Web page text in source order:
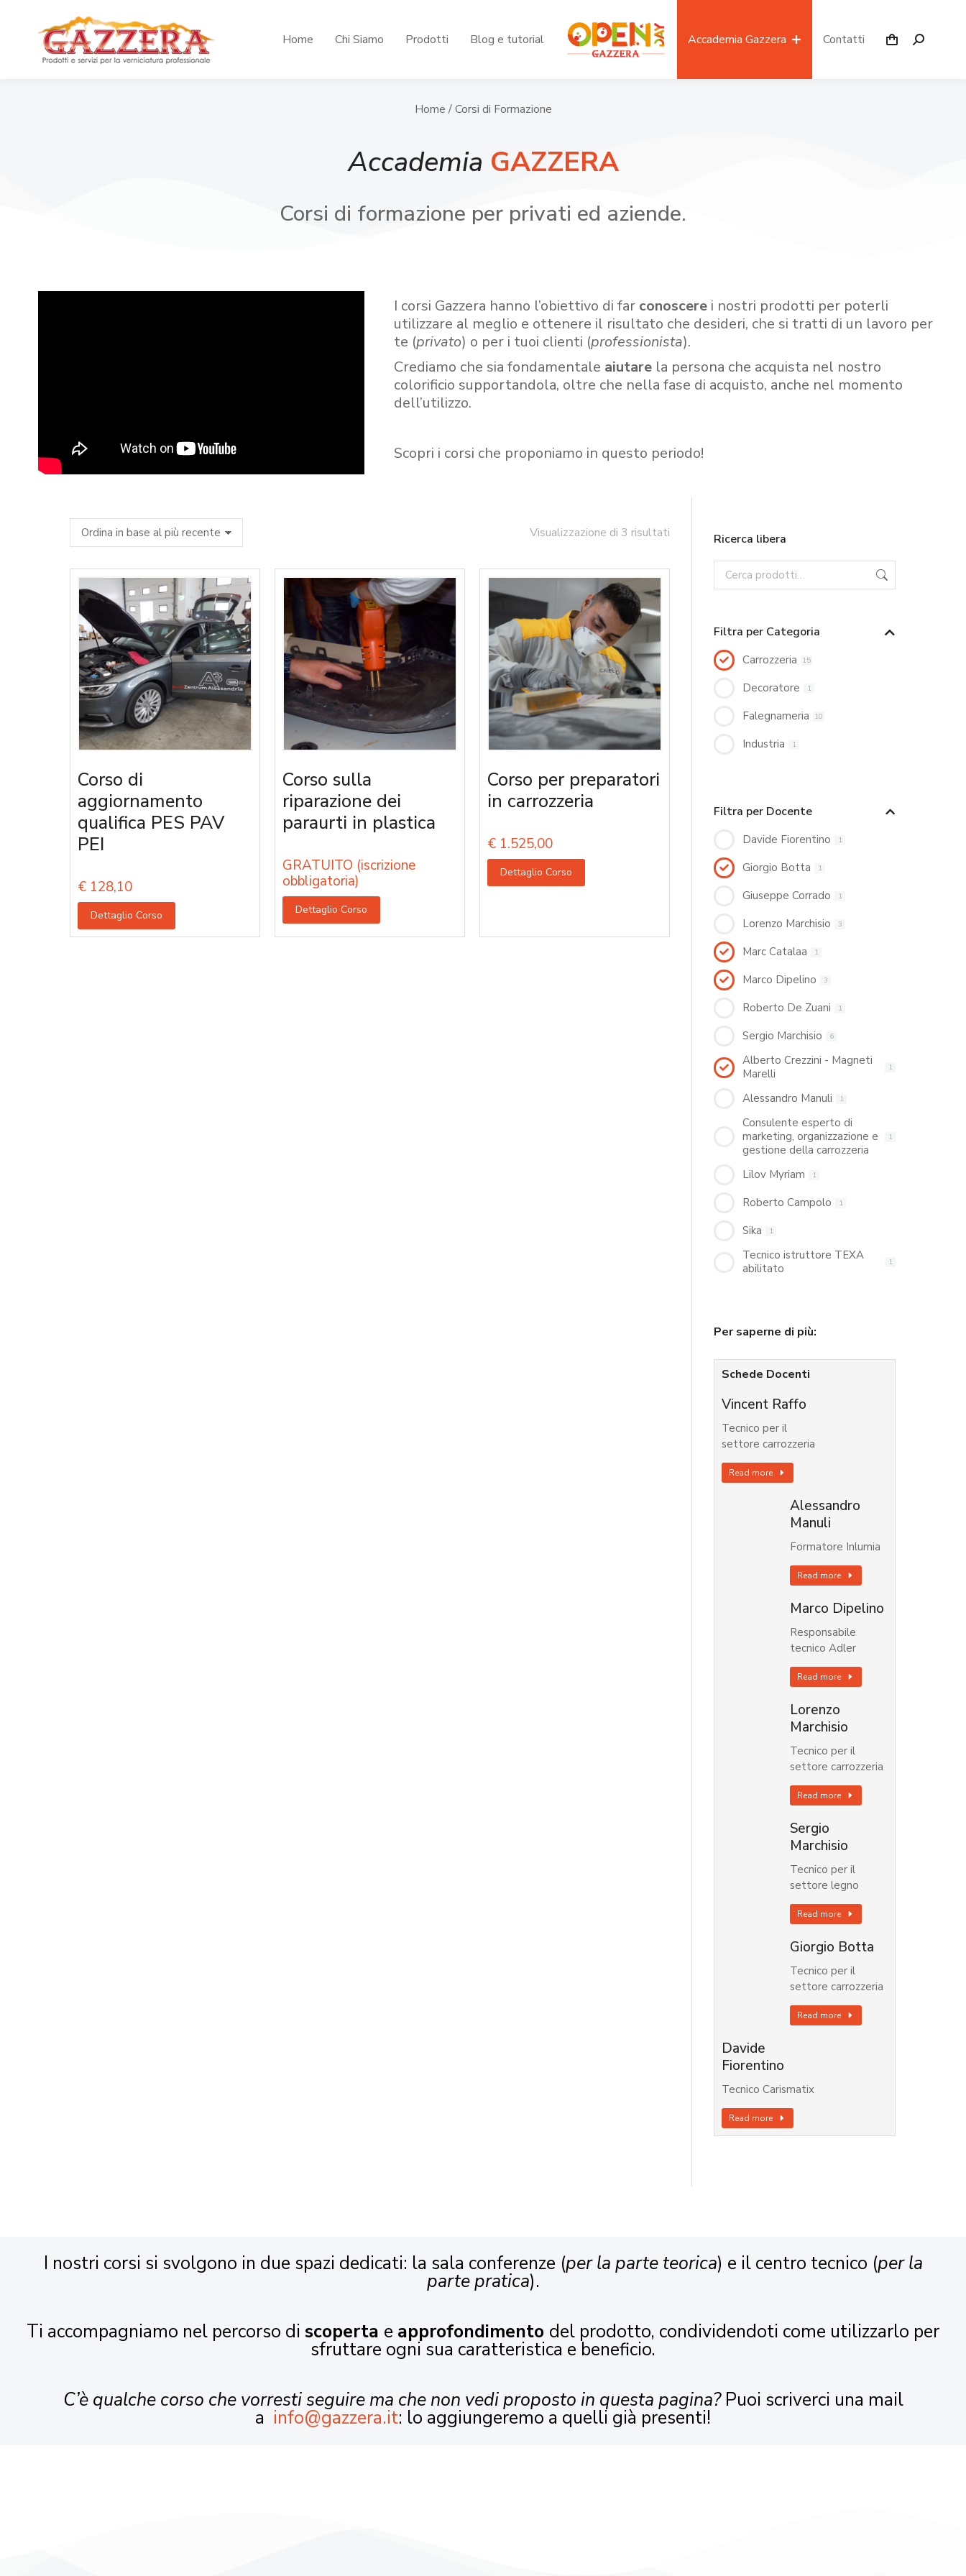
Home Chi Siamo Prodotti Blog e tutorial Accademia Gazzera Contatti
Home / Corsi di Formazione
Accademia GAZZERA
Corsi di formazione per privati ed aziende.
I corsi Gazzera hanno l’obiettivo di far conoscerei nostri prodotti per poterli
utilizzare al meglio e ottenere il risultato che desideri, che si tratti di un lavoro per
te (privato) o per i tuoi clienti (professionista).
Crediamo che sia fondamentale aiutare la persona che acquista nel nostro
colorificio supportandola, oltre che nella fase di acquisto, anche nel momento
dell’utilizzo.
Scopri i corsi che proponiamo in questo periodo!
Visualizzazione di 3 risultati
Corso di
aggiornamento
qualifica PES PAV
PEI
€ 128,10
Dettaglio Corso
Corso sulla
riparazione dei
paraurti in plastica
GRATUITO (iscrizione
obbligatoria)
Dettaglio Corso
Corso per preparatori
in carrozzeria
€ 1.525,00
Dettaglio Corso
Ricerca libera
Filtra per Categoria
Carrozzeria 15
Decoratore 1
Falegnameria 10
Industria 1
Filtra per Docente
Davide Fiorentino 1
Giorgio Botta 1
Giuseppe Corrado 1
Lorenzo Marchisio 3
Marc Catalaa 1
Marco Dipelino 3
Roberto De Zuani 1
Sergio Marchisio 6
Alberto Crezzini - Magneti
Marelli
1
Alessandro Manuli 1
Consulente esperto di
marketing, organizzazione e
gestione della carrozzeria
1
Lilov Myriam 1
Roberto Campolo 1
Sika 1
Tecnico istruttore TEXA
abilitato
1
Per saperne di più:
Schede Docenti
Vincent Raffo
Tecnico per il
settore carrozzeria
Read more
Alessandro
Manuli
Formatore Inlumia
Read more
Marco Dipelino
Responsabile
tecnico Adler
Read more
Lorenzo
Marchisio
Tecnico per il
settore carrozzeria
Read more
Sergio
Marchisio
Tecnico per il
settore legno
Read more
Giorgio Botta
Tecnico per il
settore carrozzeria
Read more
Davide
Fiorentino
Tecnico Carismatix
Read more
I nostri corsi si svolgono in due spazi dedicati: la sala conferenze (per la parte teorica) e il centro tecnico (per la
parte pratica).
Ti accompagniamo nel percorso di scoperta e approfondimento del prodotto, condividendoti come utilizzarlo per
sfruttare ogni sua caratteristica e beneficio.
C’è qualche corso che vorresti seguire ma che non vedi proposto in questa pagina?Puoi scriverci una mail
a info@gazzera.it: lo aggiungeremo a quelli già presenti!